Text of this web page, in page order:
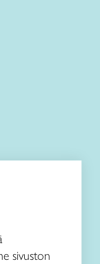
sivuston